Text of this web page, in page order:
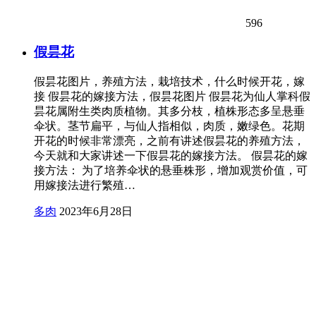
596
假昙花
假昙花图片，养殖方法，栽培技术，什么时候开花，嫁
接 假昙花的嫁接方法，假昙花图片 假昙花为仙人掌科假
昙花属附生类肉质植物。其多分枝，植株形态多呈悬垂
伞状。茎节扁平，与仙人指相似，肉质，嫩绿色。花期
开花的时候非常漂亮，之前有讲述假昙花的养殖方法，
今天就和大家讲述一下假昙花的嫁接方法。 假昙花的嫁
接方法： 为了培养伞状的悬垂株形，增加观赏价值，可
用嫁接法进行繁殖…
多肉 2023年6月28日